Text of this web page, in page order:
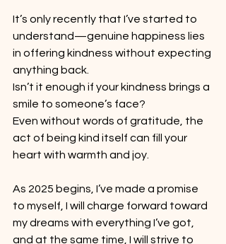
It’s only recently that I’ve started to
understand—genuine happiness lies
in offering kindness without expecting
anything back.
Isn’t it enough if your kindness brings a
smile to someone’s face?
Even without words of gratitude, the
act of being kind itself can fill your
heart with warmth and joy.
As 2025 begins, I’ve made a promise
to myself, I will charge forward toward
my dreams with everything I’ve got,
and at the same time, I will strive to